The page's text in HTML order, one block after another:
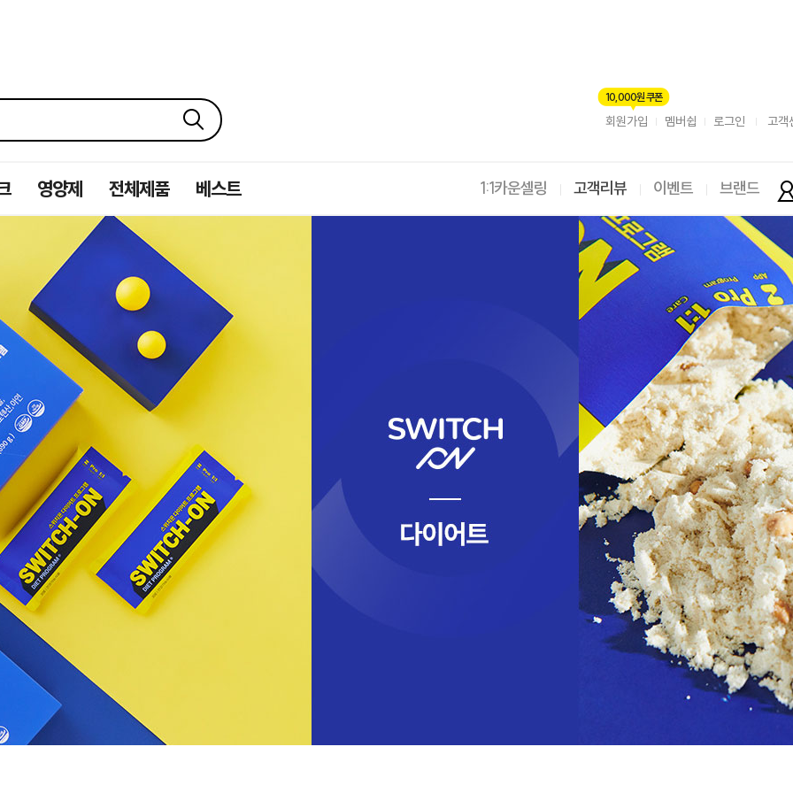
10,000원 쿠폰
회원가입 멤버쉽 로그인 고객
영양제 전체제품 베스트 1:1카운셀링 고객리뷰 이벤트 브랜드